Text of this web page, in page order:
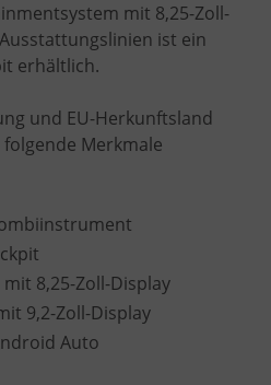
mit 8,25-Zoll-
ist ein
erhältlich.
und EU-Herkunftsland
Merkmale
8,25-Zoll-Display
9,2-Zoll-Display
Auto